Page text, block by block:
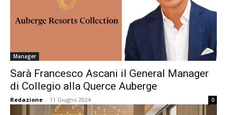
Manager
Sarà Francesco Ascani il General Manager
di Collegio alla Querce Auberge
Redazione - 11 Giugno 2024 0